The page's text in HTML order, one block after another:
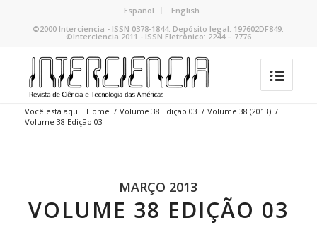
Español
English
©2000 Interciencia - ISSN 0378-1844. Depósito legal: 197602DF849.
©Interciencia 2011 - ISSN Eletrônico: 2244 – 7776
Você está aqui: Home / Volume 38 Edição 03 / Volume 38 (2013) /
Volume 38 Edição 03
MARÇO 2013
VOLUME 38 EDIÇÃO 03